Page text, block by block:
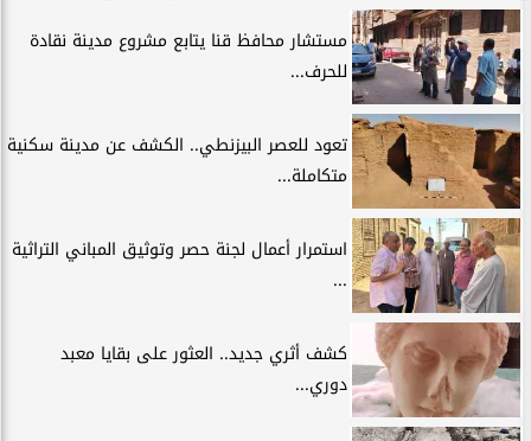
مستشار محافظ قنا يتابع مشروع مدينة نقادة
للحرف...
تعود للعصر البيزنطي.. الكشف عن مدينة سكنية
متكاملة...
استمرار أعمال لجنة حصر وتوثيق المباني التراثية
...
كشف أثري جديد.. العثور على بقايا معبد
دوري...